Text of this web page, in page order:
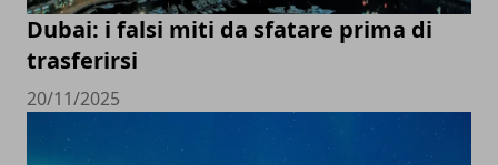
Dubai: i falsi miti da sfatare prima di
trasferirsi
20/11/2025